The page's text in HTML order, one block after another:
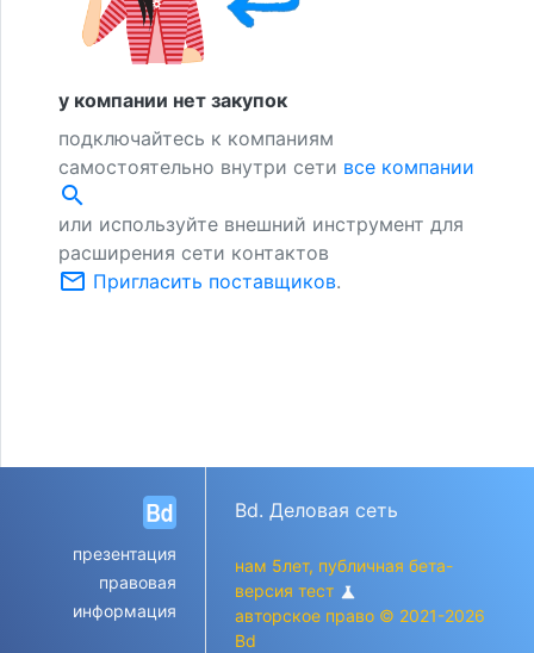
у компании нет закупок
подключайтесь к компаниям
самостоятельно внутри сети все компании
search
или используйте внешний инструмент для
расширения сети контактов
mail_outline Пригласить поставщиков.
презентация
правовая
информация
Bd. Деловая сеть
нам 5лет, публичная бета-
версия тест science
авторское право © 2021-2026
Bd